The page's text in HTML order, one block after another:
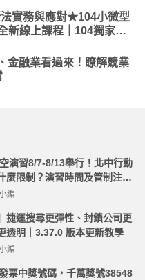
法實務與應對★104小微型
新線上課程｜104獨家人
金融業看過來！瞭解競業
演習8/7-8/13舉行！北中行動
麼限制？演習時間及管制注意
編
捷運搜尋更彈性、封鎖公司更
透明｜3.37.0 版本更新教學
編
票中獎號碼，千萬獎號38548